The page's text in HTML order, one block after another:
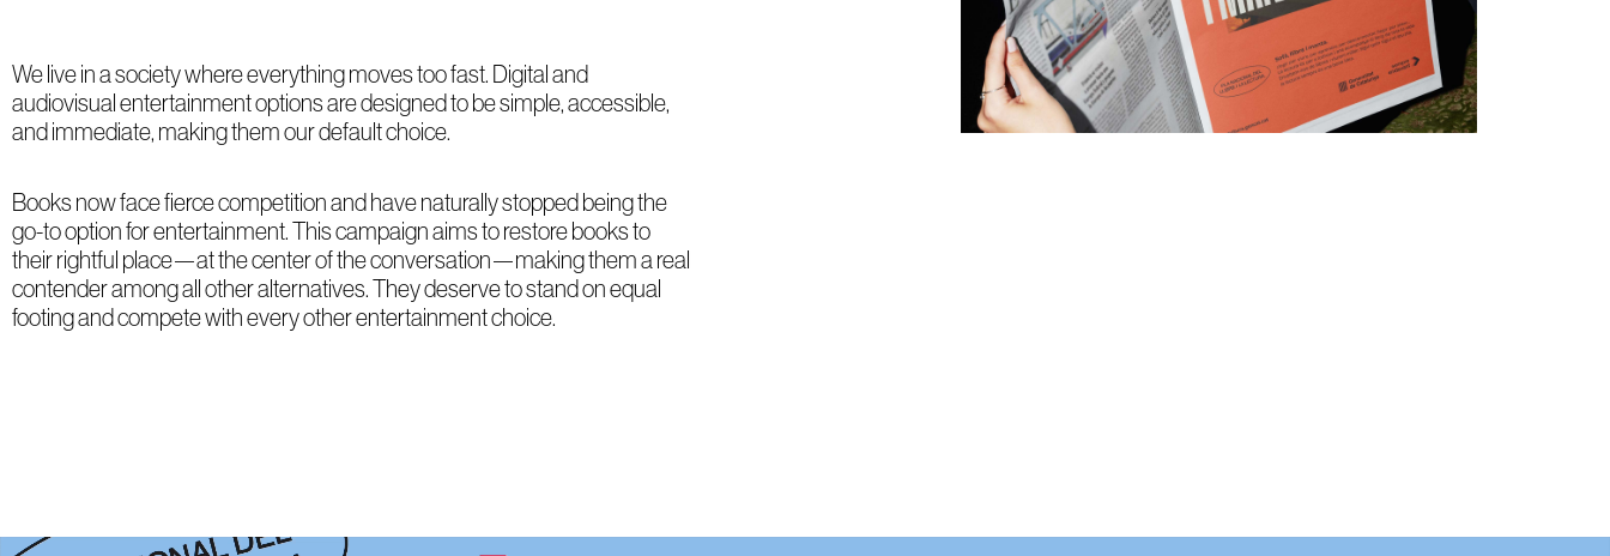
We live in a society where everything moves too fast. Digital and
audiovisual entertainment options are designed to be simple, accessible,
and immediate, making them our default choice.
Books now face fierce competition and have naturally stopped being the
go-to option for entertainment. This campaign aims to restore books to
their rightful place—at the center of the conversation—making them a real
contender among all other alternatives. They deserve to stand on equal
footing and compete with every other entertainment choice.